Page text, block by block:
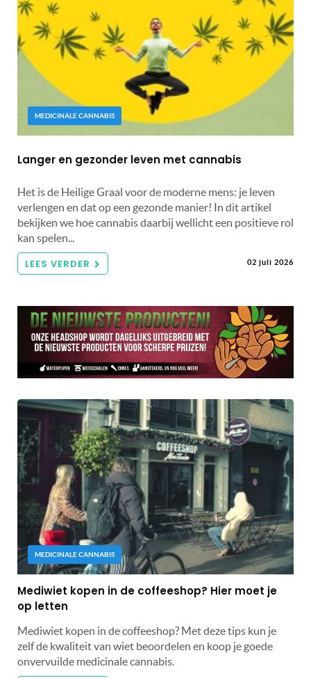
MEDICINALE CANNABIS
Langer en gezonder leven met cannabis
Het is de Heilige Graal voor de moderne mens: je leven
verlengen en dat op een gezonde manier! In dit artikel
bekijken we hoe cannabis daarbij wellicht een positieve rol
kan spelen...
LEES VERDER 02 juli 2026
MEDICINALE CANNABIS
Mediwiet kopen in de coffeeshop? Hier moet je
op letten
Mediwiet kopen in de coffeeshop? Met deze tips kun je
zelf de kwaliteit van wiet beoordelen en koop je goede
onvervuilde medicinale cannabis.